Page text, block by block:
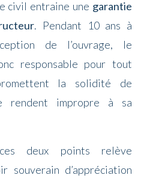
civil entraine une garantie
. Pendant 10 ans à
de l’ouvrage, le
responsable pour tout
la solidité de
rendent impropre à sa
ces deux points relève
souverain d’appréciation